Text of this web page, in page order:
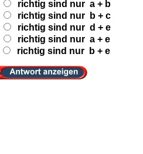
richtig sind nur a + b
richtig sind nur b + c
richtig sind nur d + e
richtig sind nur a + e
richtig sind nur b + e